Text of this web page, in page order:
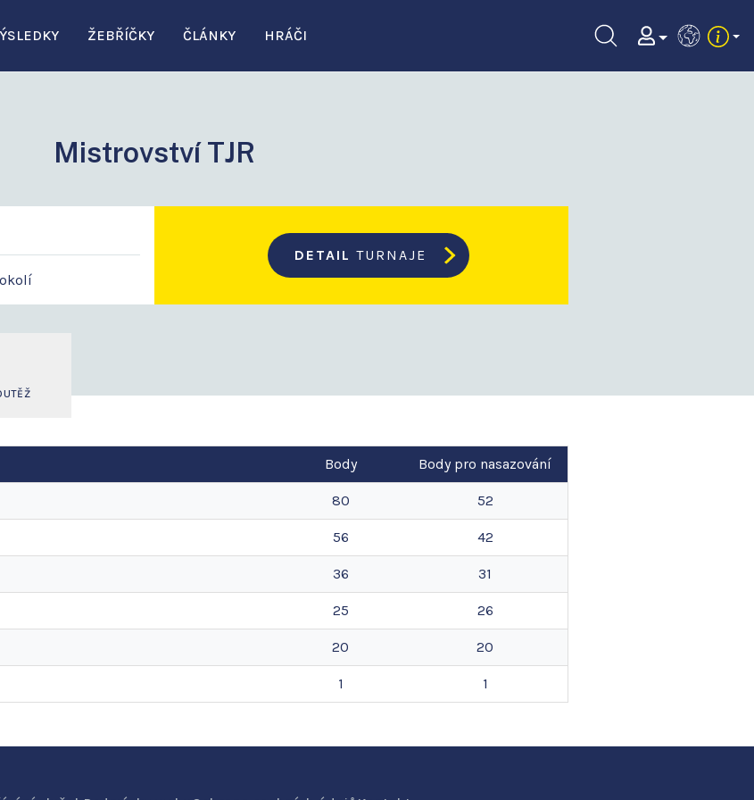
ŽEBŘÍČKY ČLÁNKY HRÁČI
EN
Mistrovství TJR
DETAIL TURNAJE
Body Body pro nasazování
80 52
56 42
36 31
25 26
20 20
1 1